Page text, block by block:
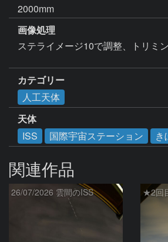
2000mm
画像処理
ステライメージ10で調整、トリミン
カテゴリー
人工天体
天体
ISS
国際宇宙ステーション き
関連作品
26/07/2026 雲間のISS ★2回